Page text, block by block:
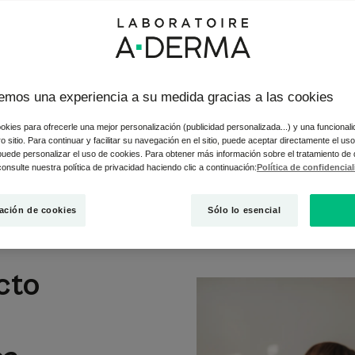
con un producto o material alergénico y, de repente, la piel
elimina cualquier contacto con él,
el tratamiento dermocorticoide prescrito por el médico
o reparadora con cobre-zinc.
una experiencia a su medida gracias a las cookies
para ofrecerle una mejor personalización (publicidad personalizada...) y una
sitio. Para continuar y facilitar su navegación en el sitio, puede aceptar directamente el
personalizar el uso de cookies. Para obtener más información sobre el tratamiento de
nuestra política de privacidad haciendo clic a continuación: Política de
de cookies Sólo lo esencial